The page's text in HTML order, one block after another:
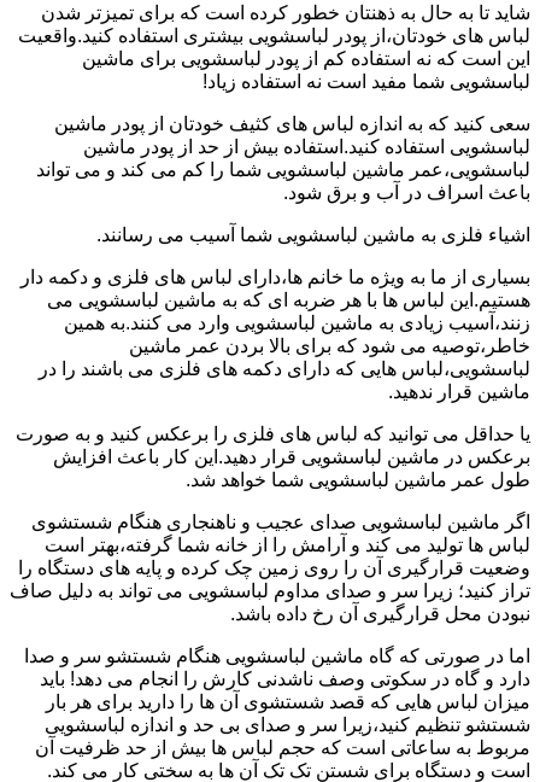
شاید تا به حال به ذهنتان خطور کرده است که برای تمیزتر شدن
لباس های خودتان،از پودر لباسشویی بیشتری استفاده کنید.واقعیت
این است که نه استفاده کم از پودر لباسشویی برای ماشین
لباسشویی شما مفید است نه استفاده زیاد!
سعی کنید که به اندازه لباس های کثیف خودتان از پودر ماشین
لباسشویی استفاده کنید.استفاده بیش از حد از پودر ماشین
لباسشویی،عمر ماشین لباسشویی شما را کم می کند و می تواند
باعث اسراف در آب و برق شود.
اشیاء فلزی به ماشین لباسشویی شما آسیب می رسانند.
بسیاری از ما به ویژه ما خانم ها،دارای لباس های فلزی و دکمه دار
هستیم.این لباس ها با هر ضربه ای که به ماشین لباسشویی می
زنند،آسیب زیادی به ماشین لباسشویی وارد می کنند.به همین
خاطر،توصیه می شود که برای بالا بردن عمر ماشین
لباسشویی،لباس هایی که دارای دکمه های فلزی می باشند را در
ماشین قرار ندهید.
یا حداقل می توانید که لباس های فلزی را برعکس کنید و به صورت
برعکس در ماشین لباسشویی قرار دهید.این کار باعث افزایش
طول عمر ماشین لباسشویی شما خواهد شد.
اگر ماشین لباسشویی صدای عجیب و ناهنجاری هنگام شستشوی
لباس ها تولید می کند و آرامش را از خانه شما گرفته،بهتر است
وضعیت قرارگیری آن را روی زمین چک کرده و پایه های دستگاه را
تراز کنید؛ زیرا سر و صدای مداوم لباسشویی می تواند به دلیل صاف
نبودن محل قرارگیری آن رخ داده باشد.
اما در صورتی که گاه ماشین لباسشویی هنگام شستشو سر و صدا
دارد و گاه در سکوتی وصف ناشدنی کارش را انجام می دهد! باید
میزان لباس هایی که قصد شستشوی آن ها را دارید برای هر بار
شستشو تنظیم کنید،زیرا سر و صدای بی حد و اندازه لباسشویی
مربوط به ساعاتی است که حجم لباس ها بیش از حد ظرفیت آن
است و دستگاه برای شستن تک تک آن ها به سختی کار می کند.